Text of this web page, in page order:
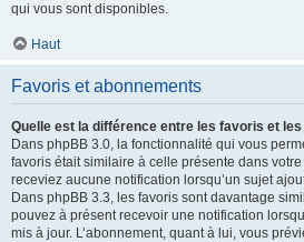
qui vous sont disponibles.
Haut
Favoris et abonnements
Quelle est la différence entre les favoris et
Dans phpBB 3.0, la fonctionnalité qui vous
favoris était similaire à celle présente dans
receviez aucune notification lorsqu’un sujet
Dans phpBB 3.3, les favoris sont davantage
pouvez à présent recevoir une notification
mis à jour. L’abonnement, quant à lui, vous